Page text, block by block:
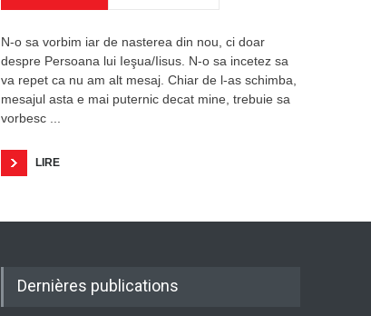
N-o sa vorbim iar de nasterea din nou, ci doar
despre Persoana lui Ieşua/Iisus. N-o sa incetez sa
va repet ca nu am alt mesaj. Chiar de l-as schimba,
mesajul asta e mai puternic decat mine, trebuie sa
vorbesc ...
LIRE
Dernières publications